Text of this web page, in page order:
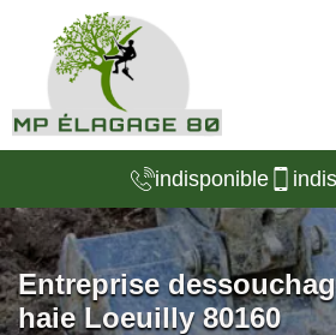
indisponible
Entreprise
haie Loeuilly 80160